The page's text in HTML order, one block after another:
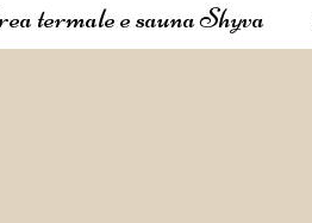
termale e sauna Shyva